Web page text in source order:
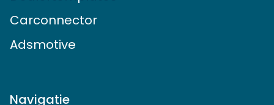
Carconnector
Adsmotive
Navigatie